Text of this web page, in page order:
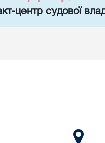
центр судової